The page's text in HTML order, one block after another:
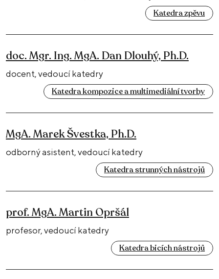
Katedra zpěvu
doc. Mgr. Ing. MgA. Dan Dlouhý, Ph.D.
docent, vedoucí katedry
Katedra kompozice a multimediální tvorby
MgA. Marek Švestka, Ph.D.
odborný asistent, vedoucí katedry
Katedra strunných nástrojů
prof. MgA. Martin Opršál
profesor, vedoucí katedry
Katedra bicích nástrojů